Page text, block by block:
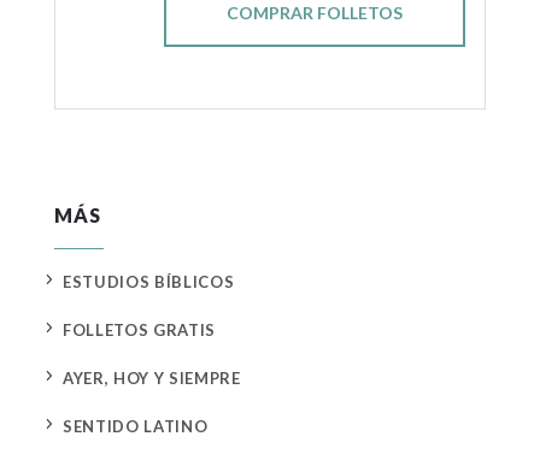
COMPRAR FOLLETOS
MÁS
5 ESTUDIOS BÍBLICOS
5 FOLLETOS GRATIS
5 AYER, HOY Y SIEMPRE
5 SENTIDO LATINO